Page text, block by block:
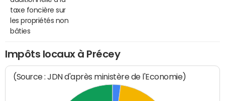
taxe foncière sur
les propriétés non
bâties
Impôts locaux à Précey
(Source : JDN d'après ministère de l'Economie)